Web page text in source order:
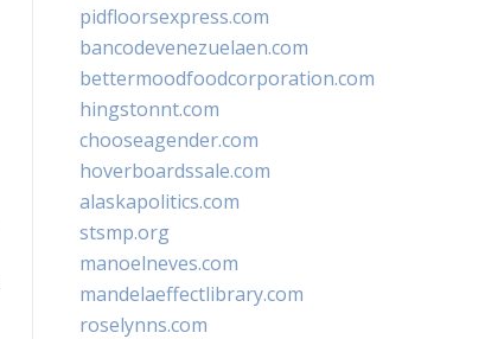
pidfloorsexpress.com
bancodevenezuelaen.com
bettermoodfoodcorporation.com
hingstonnt.com
chooseagender.com
hoverboardssale.com
alaskapolitics.com
stsmp.org
manoelneves.com
mandelaeffectlibrary.com
roselynns.com